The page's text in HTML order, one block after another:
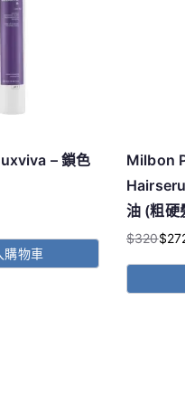
– 鎖色
購物車
Milbon
油 (粗硬
$320
原
始
價
$
目
前
價